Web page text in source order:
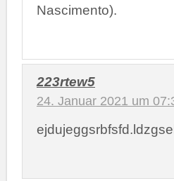
Nascimento).
223rtew5
24. Januar 2021 um